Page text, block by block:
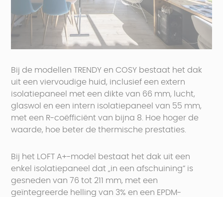
Bij de modellen TRENDY en COSY bestaat het dak
uit een viervoudige huid, inclusief een extern
isolatiepaneel met een dikte van 66 mm, lucht,
glaswol en een intern isolatiepaneel van 55 mm,
met een R-coëfficiënt van bijna 8. Hoe hoger de
waarde, hoe beter de thermische prestaties.
Bij het LOFT A+-model bestaat het dak uit een
enkel isolatiepaneel dat „in een afschuining” is
gesneden van 76 tot 211 mm, met een
geïntegreerde helling van 3% en een EPDM-